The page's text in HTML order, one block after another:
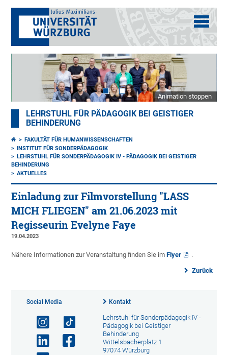
Animation stoppen
LEHRSTUHL FÜR PÄDAGOGIK BEI GEISTIGER
BEHINDERUNG
FAKULTÄT FÜR HUMANWISSENSCHAFTEN
INSTITUT FÜR SONDERPÄDAGOGIK
LEHRSTUHL FÜR SONDERPÄDAGOGIK IV - PÄDAGOGIK BEI GEISTIGER
BEHINDERUNG
AKTUELLES
Einladung zur Filmvorstellung "LASS
MICH FLIEGEN" am 21.06.2023 mit
Regisseurin Evelyne Faye
19.04.2023
Nähere Informationen zur Veranstaltung finden Sie imFlyer .
Zurück
Social Media Kontakt
Lehrstuhl für Sonderpädagogik IV -
Pädagogik bei Geistiger
Behinderung
Wittelsbacherplatz 1
97074 Würzburg